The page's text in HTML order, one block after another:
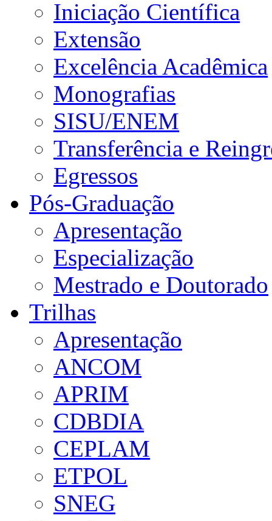
Iniciação Científica
Extensão
Excelência Acadêmica
Monografias
SISU/ENEM
Transferência e
Egressos
Pós-Graduação
Apresentação
Especialização
Mestrado e Doutorado
Trilhas
Apresentação
ANCOM
APRIM
CDBDIA
CEPLAM
ETPOL
SNEG